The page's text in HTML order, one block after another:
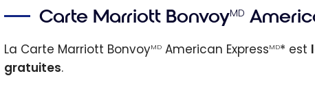
Carte Marriott BonvoyMD
La Carte Marriott BonvoyMD American ExpressMD* est
gratuites.